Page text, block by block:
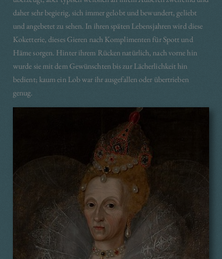
daher sehr begierig, sich immer gelobt und bewundert, geliebt
und angebetet zu sehen. In ihren späten Lebensjahren wird diese
Koketterie, dieses Gieren nach Komplimenten für Spott und
Häme sorgen. Hinter ihrem Rücken natürlich, nach vorne hin
wurde sie mit dem Gewünschten bis zur Lächerlichkeit hin
bedient; kaum ein Lob war ihr ausgefallen oder übertrieben
genug.